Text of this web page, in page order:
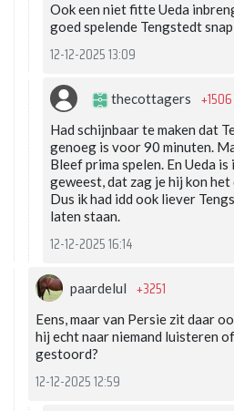
Ook een niet fitte Ueda
goed spelende Tengstedt
12-12-2025 13:09
thecottagers +1506
Had schijnbaar te maken dat
genoeg is voor 90 minuten.
Bleef prima spelen. En Ueda is
geweest, dat zag je hij kon
Dus ik had idd ook liever
laten staan.
12-12-2025 16:14
paardelul +3251
Eens, maar van Persie zit daar
hij echt naar niemand luisteren
gestoord?
12-12-2025 12:59